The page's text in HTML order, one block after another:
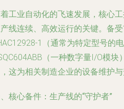
工业自动化的飞速发展，核心
线连续、高效运行的关键。备
1（通常为特定型号的
（一种数字量I/O模
这为相关制造企业的设备维护
核心备件：生产线的“守护者”